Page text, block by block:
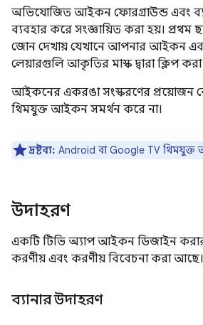
অভিযোজিত আইকন ফোরগ্রাউন্ড এবং
ব্যবহার করে সংজ্ঞায়িত করা হয়। প্রথম
জোন দেখায় যেখানে আপনার আইকন
লেয়ারগুলি আকৃতির মাস্ক দ্বারা ক্লিপ করা
আইকনের একরঙা সংস্করণের প্রয়োজন
থিমযুক্ত আইকন সমর্থন করে না।
দ্রষ্টব্য: Android বা Google TV থিমযুক্ত
উদাহরণ
একটি টিভি অ্যাপ আইকন ডিজাইন
করণীয় এবং করণীয় বিবেচনা করা আছে।
ব্যানার উদাহরণ